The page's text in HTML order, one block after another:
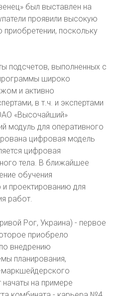
был выставлен на
проявили высокую
приобретении, поскольку
подсчетов, выполненных с
широко
и активно
в т.ч. и экспертами
«Высочайший»
модуль для оперативного
цифровая модель
цифровая
тела. В ближайшее
обучения
проектированию для
работ.
Рог, Украина) - первое
приобрело
внедрению
планирования,
маркшейдерского
на примере